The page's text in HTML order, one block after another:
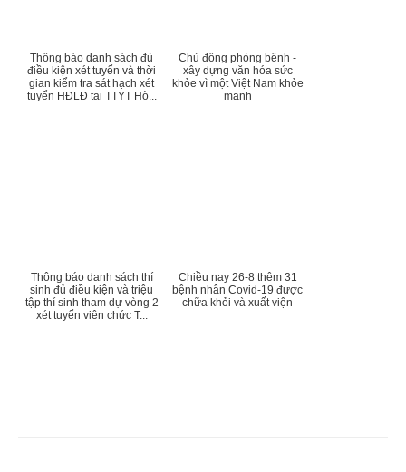
Thông báo danh sách đủ
điều kiện xét tuyển và thời
gian kiểm tra sát hạch xét
tuyển HĐLĐ tại TTYT Hò...
Chủ động phòng bệnh -
xây dựng văn hóa sức
khỏe vì một Việt Nam khỏe
mạnh
Thông báo danh sách thí
sinh đủ điều kiện và triệu
tập thí sinh tham dự vòng 2
xét tuyển viên chức T...
Chiều nay 26-8 thêm 31
bệnh nhân Covid-19 được
chữa khỏi và xuất viện